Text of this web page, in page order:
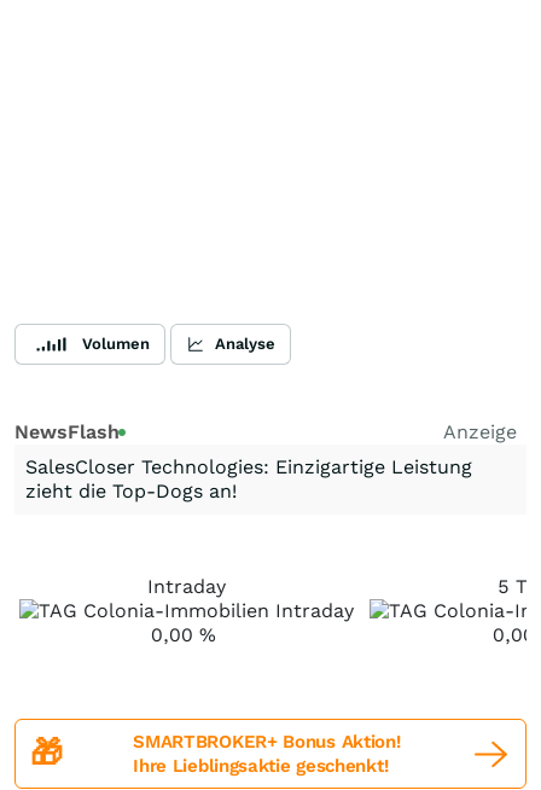
Volumen Analyse
NewsFlash
Anzeige
SalesCloser Technologies: Einzigartige Leistung
zieht die Top-Dogs an!
Intraday
0,00 %
5
0,00
🎁
SMARTBROKER+ Bonus Aktion!
Ihre Lieblingsaktie geschenkt!